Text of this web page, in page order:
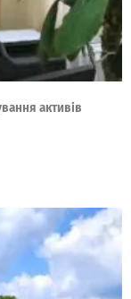
активів